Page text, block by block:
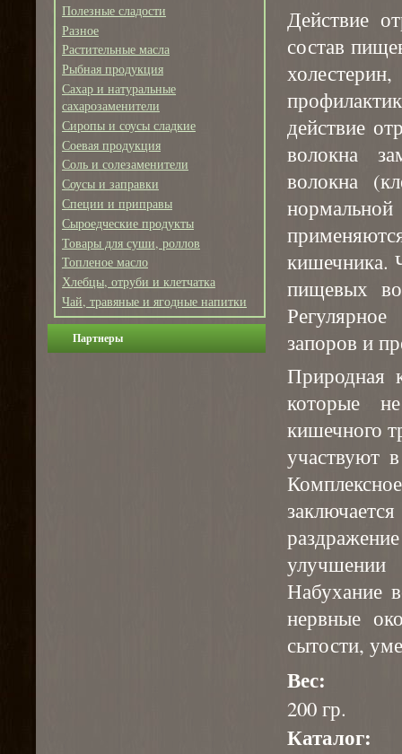
Полезные сладости
Разное
Растительные масла
Рыбная продукция
Сахар и натуральные
сахарозаменители
Сиропы и соусы сладкие
Соевая продукция
Соль и солезаменители
Соусы и заправки
Специи и приправы
Сыроедческие продукты
Товары для суши, роллов
Топленое масло
Хлебцы, отруби и клетчатка
Чай, травяные и ягодные напитки
Партнеры
Действие
состав
действие
волокна
волокна
кишечника.
пищевых
запоров и
Природная
которые
кишечного
участвуют
Набухание
нервные
сытости,
Вес:
200 гр.
Каталог: